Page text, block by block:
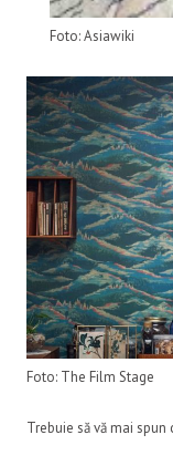
Foto: Asiawiki
Foto: The Film Stage
Trebuie să vă mai